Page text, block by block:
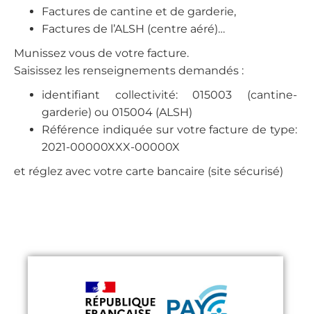
Factures de cantine et de garderie,
Factures de l’ALSH (centre aéré)…
Munissez vous de votre facture.
Saisissez les renseignements demandés :
identifiant collectivité: 015003 (cantine-
garderie) ou 015004 (ALSH)
Référence indiquée sur votre facture de type:
2021-00000XXX-00000X
et réglez avec votre carte bancaire (site sécurisé)